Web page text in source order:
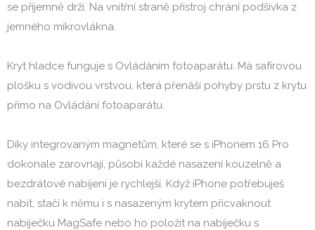
se příjemně drží. Na vnitřní straně přístroj chrání podšívka z
jemného mikrovlákna.
Kryt hladce funguje s Ovládáním fotoaparátu. Má safírovou
plošku s vodivou vrstvou, která přenáší pohyby prstu z krytu
přímo na Ovládání fotoaparátu.
Díky integrovaným magnetům, které se s iPhonem 16 Pro
dokonale zarovnají, působí každé nasazení kouzelně a
bezdrátové nabíjení je rychlejší. Když iPhone potřebuješ
nabít, stačí k němu i s nasazeným krytem přicvaknout
nabíječku MagSafe nebo ho položit na nabíječku s